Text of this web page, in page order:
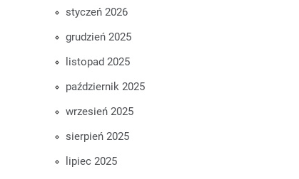
styczeń 2026
grudzień 2025
listopad 2025
październik 2025
wrzesień 2025
sierpień 2025
lipiec 2025